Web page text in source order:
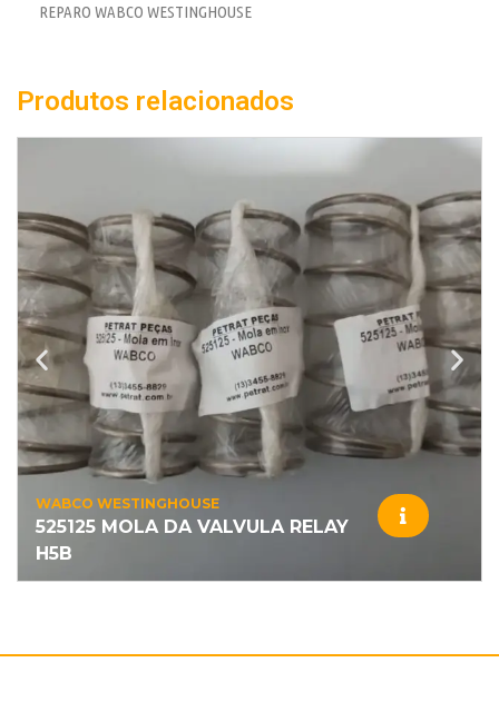
REPARO WABCO WESTINGHOUSE
Produtos relacionados
WABCO WESTINGHOUSE
525125 MOLA DA VALVULA RELAY
H5B